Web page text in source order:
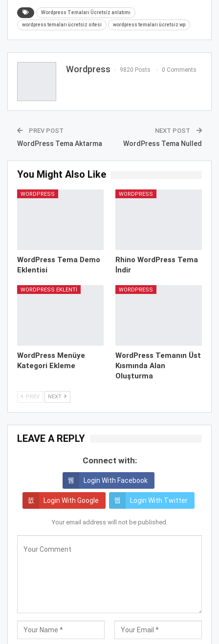
Wordpress Temaları Ücretsiz anlatımı
wordpress temaları ücretsiz sitesi wordpress temaları ücretsiz wp
Wordpress 9820 Posts 0 Comments
PREV POST
WordPress Tema Aktarma
NEXT POST
WordPress Tema Nulled
You Might Also Like
WORDPRESS
WordPress Tema Demo
Eklentisi
WORDPRESS
Rhino WordPress Tema
İndir
WORDPRESS EKLENTI
WordPress Menüye
Kategori Ekleme
WORDPRESS
WordPress Temanın Üst
Kısmında Alan
Oluşturma
PREV NEXT
LEAVE A REPLY
Connect with:
Login With Facebook
Login With Google Login With Twitter
Your email address will not be published.